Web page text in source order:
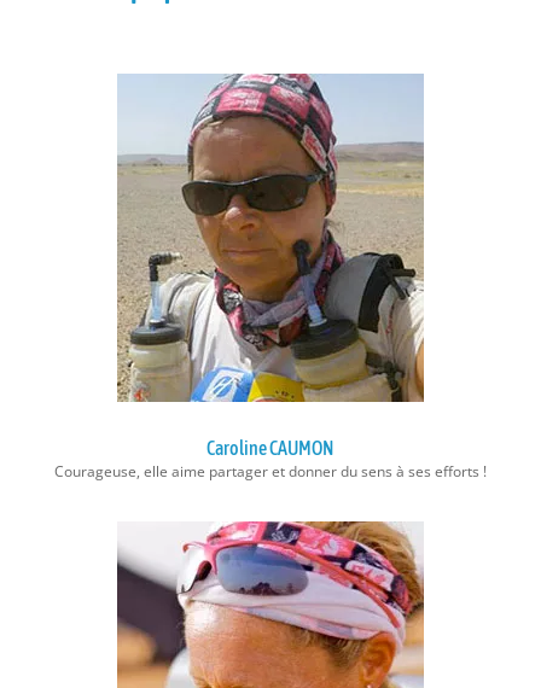
Caroline CAUMON
Courageuse, elle aime partager et donner du sens à ses efforts !